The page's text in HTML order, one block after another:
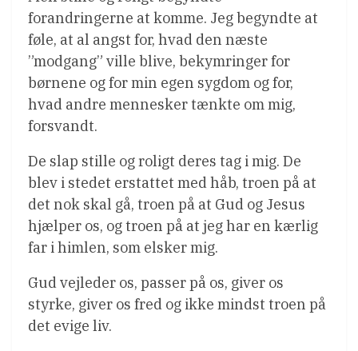
forandringerne at komme. Jeg begyndte at
føle, at al angst for, hvad den næste
”modgang” ville blive, bekymringer for
børnene og for min egen sygdom og for,
hvad andre mennesker tænkte om mig,
forsvandt.
De slap stille og roligt deres tag i mig. De
blev i stedet erstattet med håb, troen på at
det nok skal gå, troen på at Gud og Jesus
hjælper os, og troen på at jeg har en kærlig
far i himlen, som elsker mig.
Gud vejleder os, passer på os, giver os
styrke, giver os fred og ikke mindst troen på
det evige liv.